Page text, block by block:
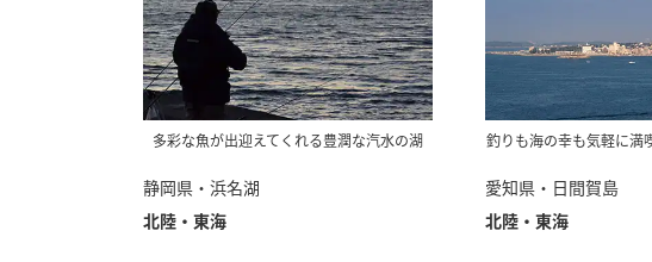
多彩な魚が出迎えてくれる豊潤な汽水の湖
静岡県・浜名湖
北陸・東海
釣りも海の幸も気軽に満
愛知県・日間賀島
北陸・東海